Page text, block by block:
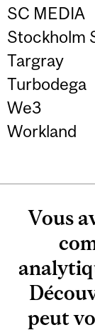
SC MEDIA
Stockholm
Targray
Turbodega
We3
Workland
Vous
peut